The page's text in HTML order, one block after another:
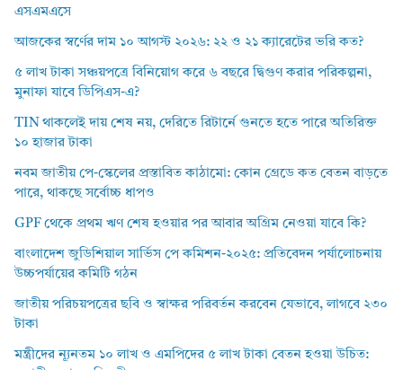
এসএমএসে
আজকের স্বর্ণের দাম ১০ আগস্ট ২০২৬: ২২ ও ২১ ক্যারেটের ভরি কত?
৫ লাখ টাকা সঞ্চয়পত্রে বিনিয়োগ করে ৬ বছরে দ্বিগুণ করার পরিকল্পনা,
মুনাফা যাবে ডিপিএস-এ?
TIN থাকলেই দায় শেষ নয়, দেরিতে রিটার্নে গুনতে হতে পারে অতিরিক্ত
১০ হাজার টাকা
নবম জাতীয় পে-স্কেলের প্রস্তাবিত কাঠামো: কোন গ্রেডে কত বেতন বাড়তে
পারে, থাকছে সর্বোচ্চ ধাপও
GPF থেকে প্রথম ঋণ শেষ হওয়ার পর আবার অগ্রিম নেওয়া যাবে কি?
বাংলাদেশ জুডিশিয়াল সার্ভিস পে কমিশন-২০২৫: প্রতিবেদন পর্যালোচনায়
উচ্চপর্যায়ের কমিটি গঠন
জাতীয় পরিচয়পত্রের ছবি ও স্বাক্ষর পরিবর্তন করবেন যেভাবে, লাগবে ২৩০
টাকা
মন্ত্রীদের ন্যূনতম ১০ লাখ ও এমপিদের ৫ লাখ টাকা বেতন হওয়া উচিত: